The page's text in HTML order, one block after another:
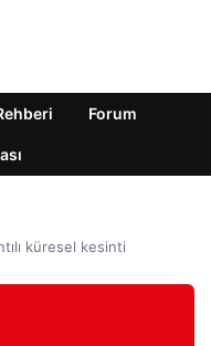
Forum
küresel kesinti